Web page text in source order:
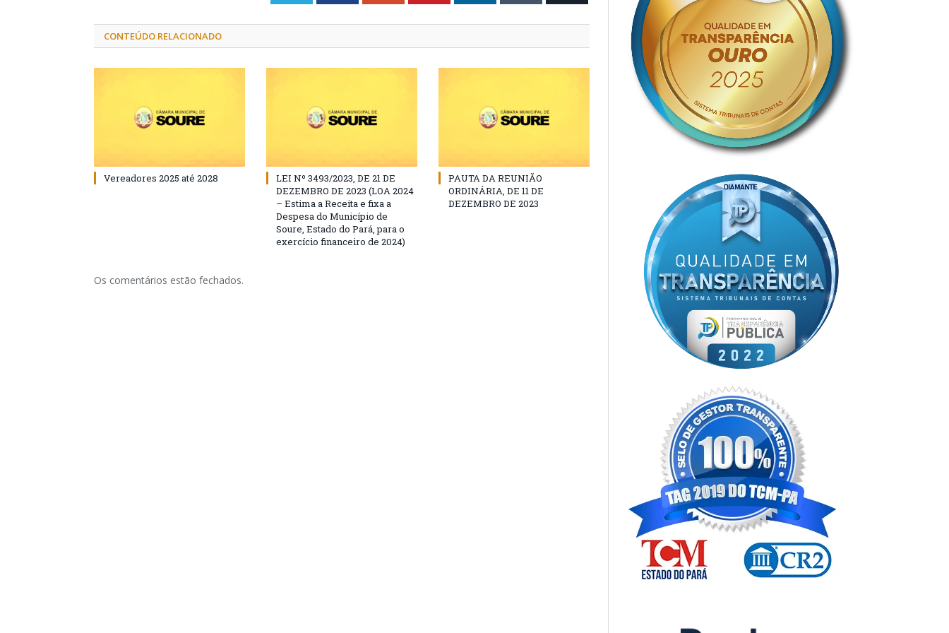
CONTEÚDO RELACIONADO
Vereadores 2025 até 2028
LEI Nº 3493/2023, DE 21 DE
DEZEMBRO DE 2023 (LOA 2024
– Estima a Receita e fixa a
Despesa do Município de
Soure, Estado do Pará, para o
exercício financeiro de 2024)
PAUTA DA REUNIÃO
ORDINÁRIA, DE 11 DE
DEZEMBRO DE 2023
Os comentários estão fechados.